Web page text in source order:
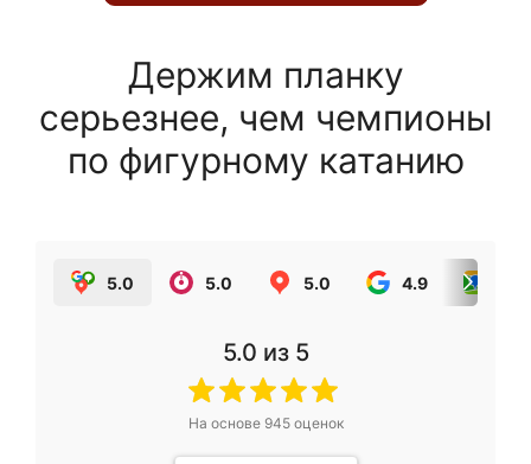
Держим планку
серьезнее, чем чемпионы
по фигурному катанию
5.0 5.0 5.0 4.9
5.0 из 5
На основе 945оценок